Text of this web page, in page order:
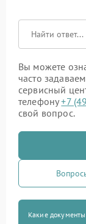
Вы можете
часто
сервисный
телефону+7
свой вопрос.
Какие